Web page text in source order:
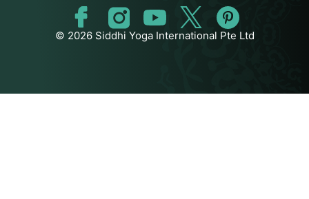
© 2026 Siddhi Yoga International Pte Ltd